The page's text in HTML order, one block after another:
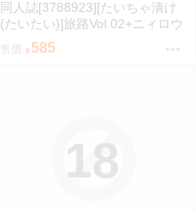
同人誌[3788923][たいちゃ漬け
(たいたい)]旅路Vol.02+ニィロウ
とデートプチ (原神)
售價 585
18